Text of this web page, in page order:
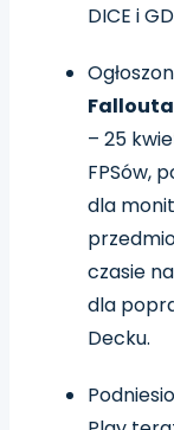
DICE i
– 25
FPSów,
dla
czasie
dla
Decku.